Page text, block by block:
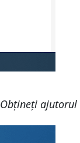
Obțineți ajutorul